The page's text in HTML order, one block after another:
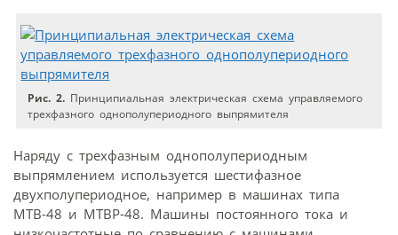
Рис. 2. Принципиальная электрическая схема управляемого
трехфазного однополупериодного выпрямителя
Наряду с трехфазным однополупериодным
выпрямлением используется шестифазное
двухполупериодное, например в машинах типа
МТВ-48 и МТВР-48. Машины постоянного тока и